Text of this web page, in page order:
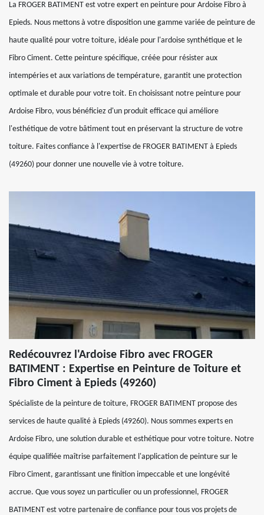
La FROGER BATIMENT est votre expert en peinture pour Ardoise Fibro à
Epieds. Nous mettons à votre disposition une gamme variée de peinture de
haute qualité pour votre toiture, idéale pour l'ardoise synthétique et le
Fibro Ciment. Cette peinture spécifique, créée pour résister aux
intempéries et aux variations de température, garantit une protection
optimale et durable pour votre toit. En choisissant notre peinture pour
Ardoise Fibro, vous bénéficiez d'un produit efficace qui améliore
l'esthétique de votre bâtiment tout en préservant la structure de votre
toiture. Faites confiance à l'expertise de FROGER BATIMENT à Epieds
(49260) pour donner une nouvelle vie à votre toiture.
Redécouvrez l'Ardoise Fibro avec FROGER
BATIMENT : Expertise en Peinture de Toiture et
Fibro Ciment à Epieds (49260)
Spécialiste de la peinture de toiture, FROGER BATIMENT propose des
services de haute qualité à Epieds (49260). Nous sommes experts en
Ardoise Fibro, une solution durable et esthétique pour votre toiture. Notre
équipe qualifiée maîtrise parfaitement l'application de peinture sur le
Fibro Ciment, garantissant une finition impeccable et une longévité
accrue. Que vous soyez un particulier ou un professionnel, FROGER
BATIMENT est votre partenaire de confiance pour tous vos projets de